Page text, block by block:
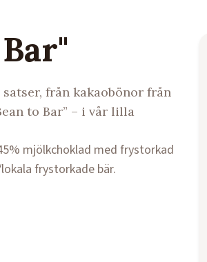
från kakaobönor från
to Bar” – i vår lilla
mjölkchoklad med frystorkad
frystorkade bär.